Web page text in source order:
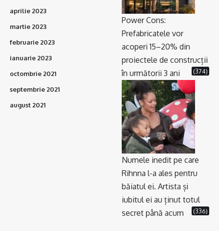
aprilie 2023
martie 2023
februarie 2023
ianuarie 2023
octombrie 2021
septembrie 2021
august 2021
Power Cons:
Prefabricatele vor
acoperi 15–20% din
proiectele de construcții
în următorii 3 ani
(374)
Numele inedit pe care
Rihnna l-a ales pentru
băiatul ei. Artista și
iubitul ei au ținut totul
secret până acum
(336)